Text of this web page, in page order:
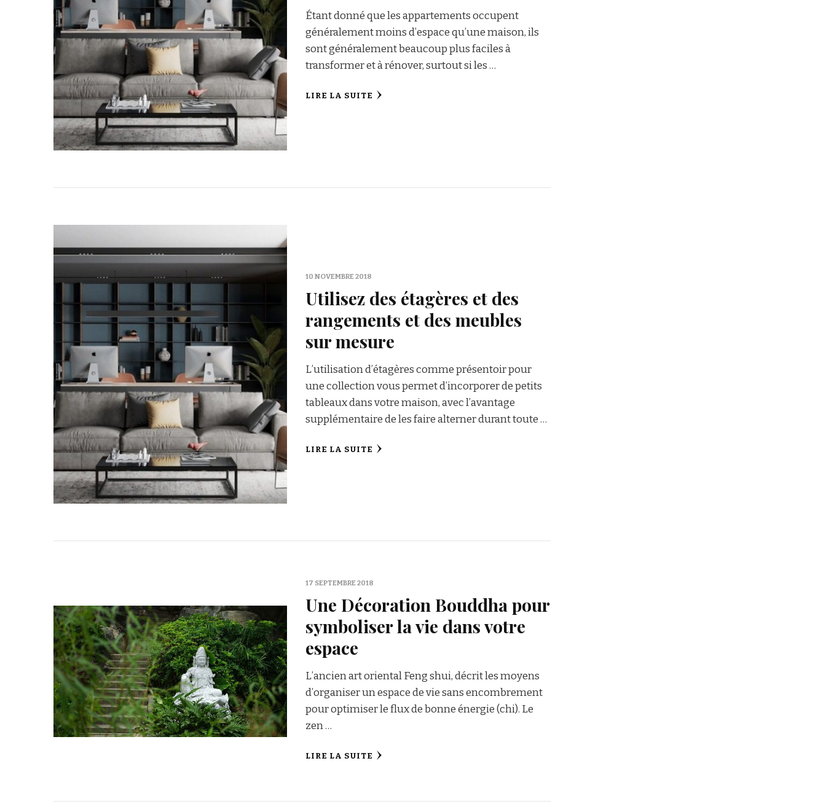
Étant donné que les appartements occupent
généralement moins d’espace qu’une maison, ils
sont généralement beaucoup plus faciles à
transformer et à rénover, surtout si les …
LIRE LA SUITE
10 NOVEMBRE 2018
Utilisez des étagères et des
rangements et des meubles
sur mesure
L’utilisation d’étagères comme présentoir pour
une collection vous permet d’incorporer de petits
tableaux dans votre maison, avec l’avantage
supplémentaire de les faire alterner durant toute …
LIRE LA SUITE
17 SEPTEMBRE 2018
Une Décoration Bouddha pour
symboliser la vie dans votre
espace
L’ancien art oriental Feng shui, décrit les moyens
d’organiser un espace de vie sans encombrement
pour optimiser le flux de bonne énergie (chi). Le
zen …
LIRE LA SUITE